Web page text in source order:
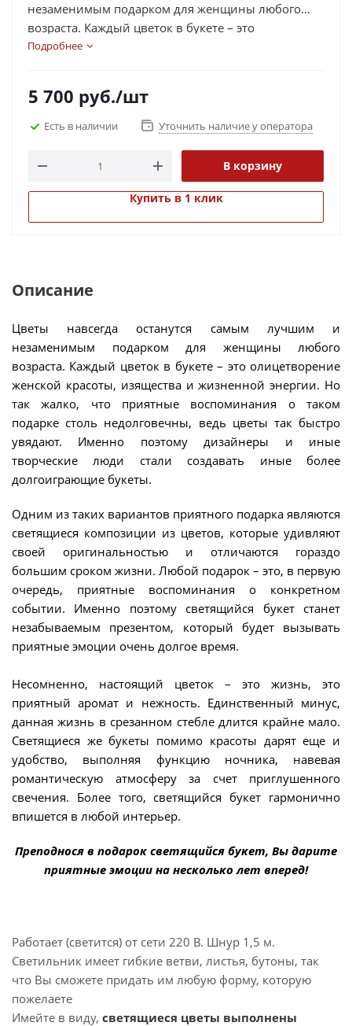
незаменимым подарком для женщины любого
возраста. Каждый цветок в букете – это
олицетворение женской красоты, изящества и
недолговечны, ведь цветы так быстро увядают.
Именно поэтому дизайнеры и иные творческие
Подробнее
5 700 руб./шт
Есть в наличии Уточнить наличие у оператора
В корзину
Купить в 1 клик
Описание
Цветы навсегда останутся самым лучшим и
незаменимым подарком для женщины любого
возраста. Каждый цветок в букете – это олицетворение
женской красоты, изящества и жизненной энергии. Но
так жалко, что приятные воспоминания о таком
подарке столь недолговечны, ведь цветы так быстро
увядают. Именно поэтому дизайнеры и иные
творческие люди стали создавать иные более
долгоиграющие букеты.
Одним из таких вариантов приятного подарка являются
светящиеся композиции из цветов, которые удивляют
своей оригинальностью и отличаются гораздо
большим сроком жизни. Любой подарок – это, в первую
очередь, приятные воспоминания о конкретном
событии. Именно поэтому светящийся букет станет
незабываемым презентом, который будет вызывать
приятные эмоции очень долгое время.
Несомненно, настоящий цветок – это жизнь, это
приятный аромат и нежность. Единственный минус,
данная жизнь в срезанном стебле длится крайне мало.
Светящиеся же букеты помимо красоты дарят еще и
удобство, выполняя функцию ночника, навевая
романтическую атмосферу за счет приглушенного
свечения. Более того, светящийся букет гармонично
впишется в любой интерьер.
Преподнося в подарок светящийся букет, Вы дарите
приятные эмоции на несколько лет вперед!
Работает (светится) от сети 220 В. Шнур 1,5 м.
Светильник имеет гибкие ветви, листья, бутоны, так
что Вы сможете придать им любую форму, которую
пожелаете
Имейте в виду, светящиеся цветы выполнены